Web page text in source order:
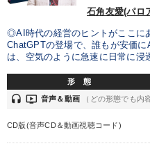
石角友愛(パロ
◎AI時代の経営のヒントがここに
ChatGPTの登場で、誰もが安価
は、空気のように急速に日常に浸
形 態
headset ondemand_video 音声＆動画 （どの形態でも内
CD版(音声CD＆動画視聴コード)